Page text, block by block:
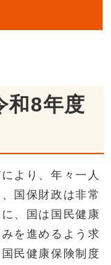
和8年度
より、年々一人
国保財政は非常
、国は国民健康
を進めるよう求
民健康保険制度